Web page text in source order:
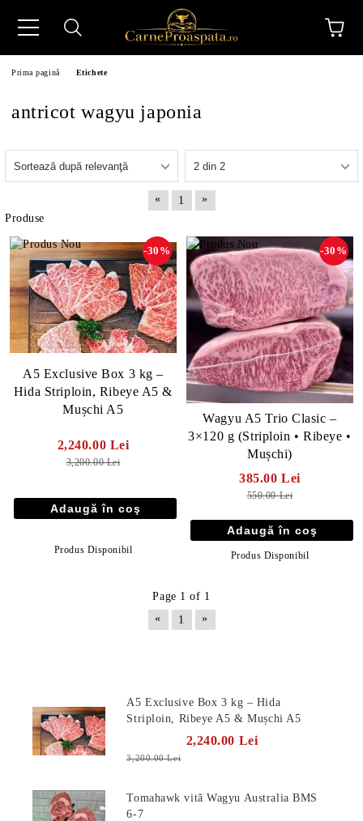
Prima pagină Etichete
antricot wagyu japonia
« 1
»
Produse
A5 Exclusive Box 3 kg –
Hida Striploin, Ribeye A5 &
Mușchi A5
-30%
2,240.00 Lei
3,200.00 Lei
Produs Disponibil
Wagyu A5 Trio Clasic –
3×120 g (Striploin • Ribeye •
Mușchi)
-30%
385.00 Lei
550.00 Lei
Produs Disponibil
Page 1 of 1
«
1 »
A5 Exclusive Box 3 kg – Hida
Striploin, Ribeye A5 & Mușchi A5
2,240.00 Lei
3,200.00 Lei
Tomahawk vită Wagyu Australia BMS
6-7